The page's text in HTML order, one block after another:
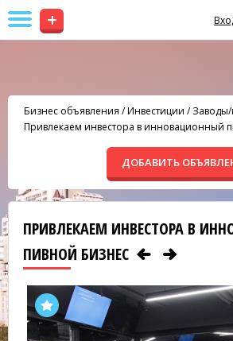
+
Бизнес объявления /Инвестиции /Заводы/
Привлекаем инвестора в инновационный
ДОБАВИТЬ
ПРИВЛЕКАЕМ ИНВЕСТОРА В
ПИВНОЙ БИЗНЕС